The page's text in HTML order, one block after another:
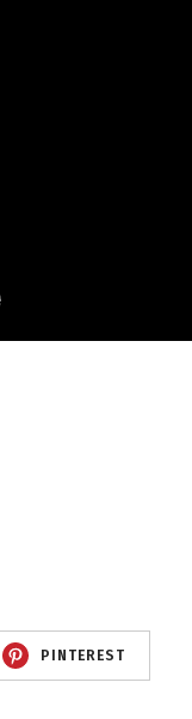
PINTEREST